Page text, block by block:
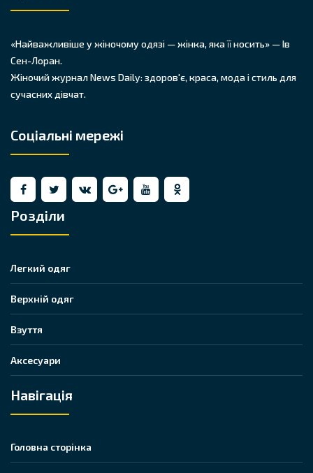
«Найважливіше у жіночому одязі — жінка, яка її носить» — Ів
Сен-Лоран.
Жіночий журнал News Daily: здоров'є, краса, мода і стиль для
сучасних дівчат.
Соціальні мережі
Розділи
Легкий одяг
Верхній одяг
Взуття
Аксесуари
Навігація
Головна сторінка